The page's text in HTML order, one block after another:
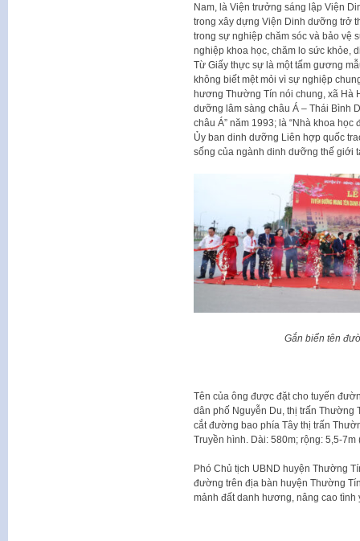
Nam, là Viện trưởng sáng lập Viện
trong xây dựng Viện Dinh dưỡng trở
trong sự nghiệp chăm sóc và bảo vệ
nghiệp khoa học, chăm lo sức khỏe,
Từ Giấy thực sự là một tấm gương
không biết mệt mỏi vì sự nghiệp
hương Thường Tín nói chung, xã
dưỡng lâm sàng châu Á – Thái Bình
châu Á” năm 1993; là “Nhà khoa
Ủy ban dinh dưỡng Liên hợp quốc
sống của ngành dinh dưỡng thế giới
Gắn biển tên
Tên của ông được đặt cho tuyến
dân phố Nguyễn Du, thị trấn Thường
cắt đường bao phía Tây thị trấn
Truyền hình. Dài: 580m; rộng: 5,5-
Phó Chủ tịch UBND huyện Thường
đường trên địa bàn huyện Thường
mảnh đất danh hương, nâng cao